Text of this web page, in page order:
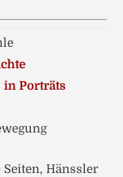
in Porträts
Seiten, Hänssler